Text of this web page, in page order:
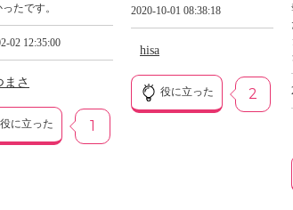
たです。
02 12:35:00
まさ
役に立った 1
2020-10-01 08:38:18
hisa
役に立った 2